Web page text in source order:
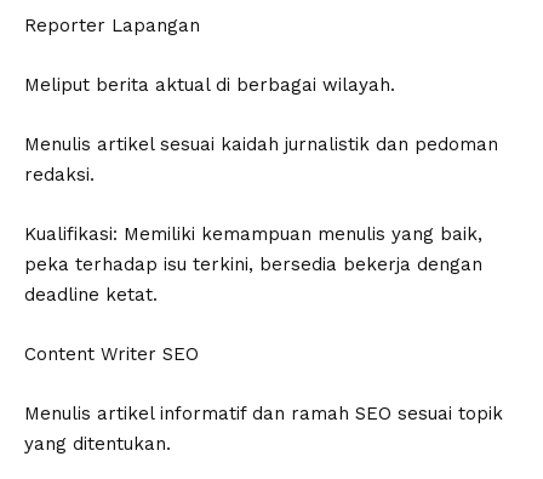
Reporter Lapangan
Meliput berita aktual di berbagai wilayah.
Menulis artikel sesuai kaidah jurnalistik dan pedoman
redaksi.
Kualifikasi: Memiliki kemampuan menulis yang baik,
peka terhadap isu terkini, bersedia bekerja dengan
deadline ketat.
Content Writer SEO
Menulis artikel informatif dan ramah SEO sesuai topik
yang ditentukan.